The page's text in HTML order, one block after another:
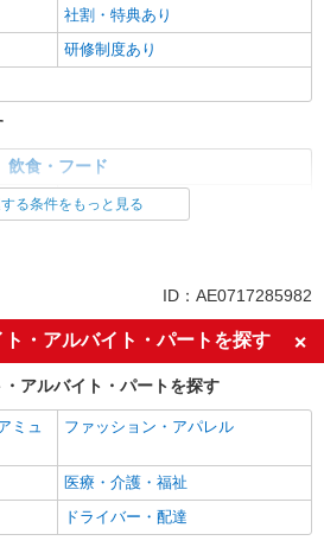
野三輪店
配／デリバリー・配達
1,400円以上 平日 時給1,400円以上 土日・
県長野市三輪9-43-24 イオンタウン長野
詳細を見る
の店舗スタッフ（接客・調理・清掃な
1,150円 ※22:00〜翌5:00：時給1,438円 ※
野三輪店
社割・特典あり
研修制度あり
飲食・フード
調理・調理補助・調理師
ミドル（40代～）活躍中
短時間勤務（1日4h以内）OK
車通勤OK
交通費支給
る条件をもっと見る
ID：AE0717285982
・アルバイト・パートを探す
アルバイト・パートを探す
ミュ
ファッション・アパレル
医療・介護・福祉
ドライバー・配達